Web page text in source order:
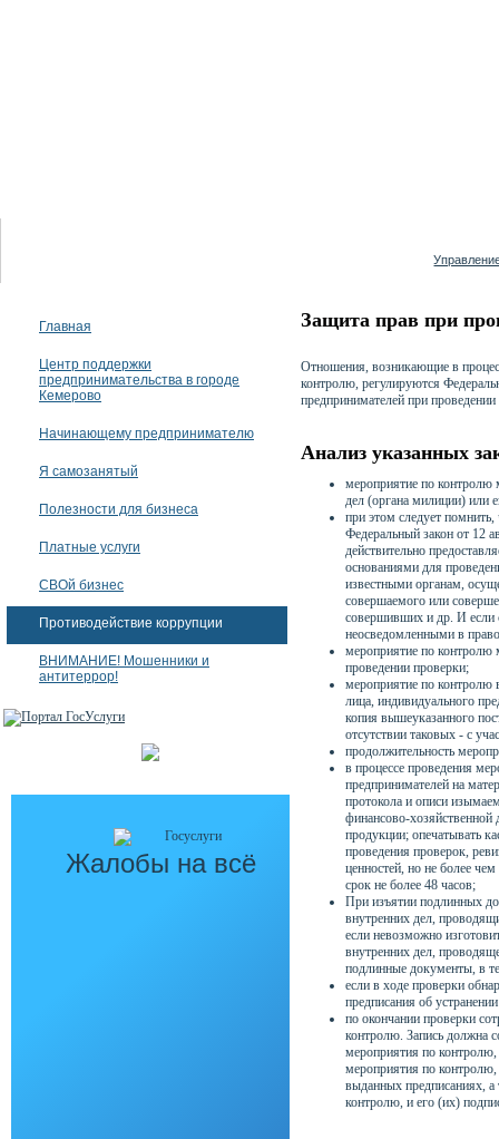
Главная
Центр поддержки
предпринимательства в городе
Кемерово
Начинающему предпринимателю
Я самозанятый
Полезности для бизнеса
Платные услуги
СВОй бизнес
Противодействие коррупции
ВНИМАНИЕ! Мошенники и
антитеррор!
Жалобы на всё
Защита прав при
Отношения, возникающие в
контролю, регулируются
предпринимателей при
Анализ указанных
мероприятие по контролю
дел (органа милиции) или
при этом следует помнить,
Федеральный закон от 12
действительно
основаниями для
известными органам,
совершаемого или
совершивших и др. И если
неосведомленными в
мероприятие по контролю
проведении проверки;
мероприятие по контролю
лица, индивидуального
копия вышеуказанного
отсутствии таковых - с
продолжительность
в процессе проведения
предпринимателей на
протокола и описи
финансово-хозяйственной
продукции; опечатывать
проведения проверок,
ценностей, но не более
срок не более 48 часов;
При изъятии подлинных
внутренних дел,
если невозможно
внутренних дел,
подлинные документы, в
если в ходе проверки
предписания об
по окончании проверки
контролю. Запись должна
мероприятия по контролю,
мероприятия по
выданных предписаниях,
контролю, и его (их)